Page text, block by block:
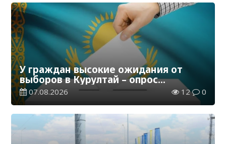
У граждан высокие ожидания от
выборов в Курултай – опрос
общественного мнения
07.08.2026 12 0